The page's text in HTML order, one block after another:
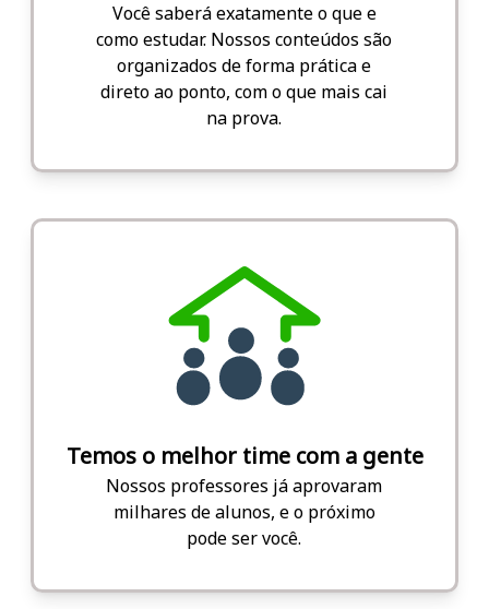
Você saberá exatamente o que e
como estudar. Nossos conteúdos são
organizados de forma prática e
direto ao ponto, com o que mais cai
na prova.
Temos o melhor time com a gente
Nossos professores já aprovaram
milhares de alunos, e o próximo
pode ser você.